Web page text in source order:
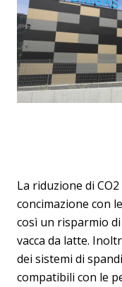
La riduzione di
concimazione con
così un risparmio
vacca da latte.
dei sistemi di
compatibili con le